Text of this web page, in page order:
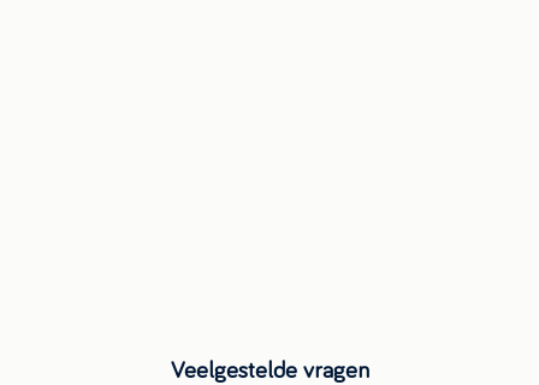
Veelgestelde vragen